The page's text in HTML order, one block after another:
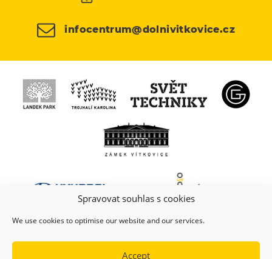
Spravovat souhlas s cookies
We use cookies to optimise our website and our services.
Accept
infocentrum@dolnivitkovice.cz